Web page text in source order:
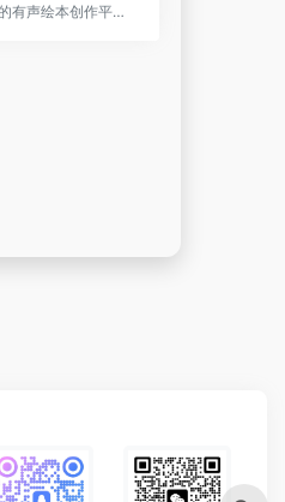
一个创新的有声绘本创作平台，利用人工智能技术简化了绘本创作过程